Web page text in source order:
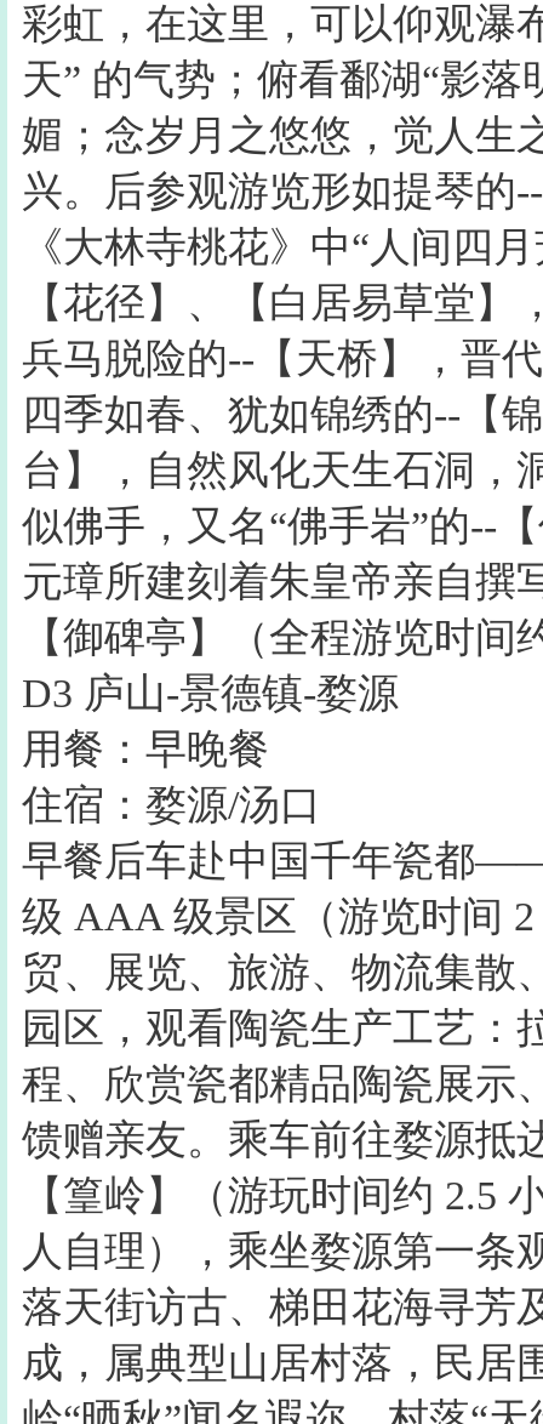
彩虹，在这里，可以仰观瀑
天” 的气势；俯看鄱湖“影
媚；念岁月之悠悠，觉人生
兴。后参观游览形如提琴的
《大林寺桃花》中“人间四
【花径】、【白居易草堂
兵马脱险的--【天桥】，晋
四季如春、犹如锦绣的--【
台】，自然风化天生石洞，
似佛手，又名“佛手岩”的--
元璋所建刻着朱皇帝亲自撰
【御碑亭】（全程游览时间
D3 庐山-景德镇-婺源
用餐：早晚餐
住宿：婺源/汤口
早餐后车赴中国千年瓷都
级 AAA 级景区（游览时间
贸、展览、旅游、物流集散
园区，观看陶瓷生产工艺：
程、欣赏瓷都精品陶瓷展示
馈赠亲友。乘车前往婺源
【篁岭】（游玩时间约 2.5
人自理），乘坐婺源第一条
落天街访古、梯田花海寻芳
成，属典型山居村落，民居